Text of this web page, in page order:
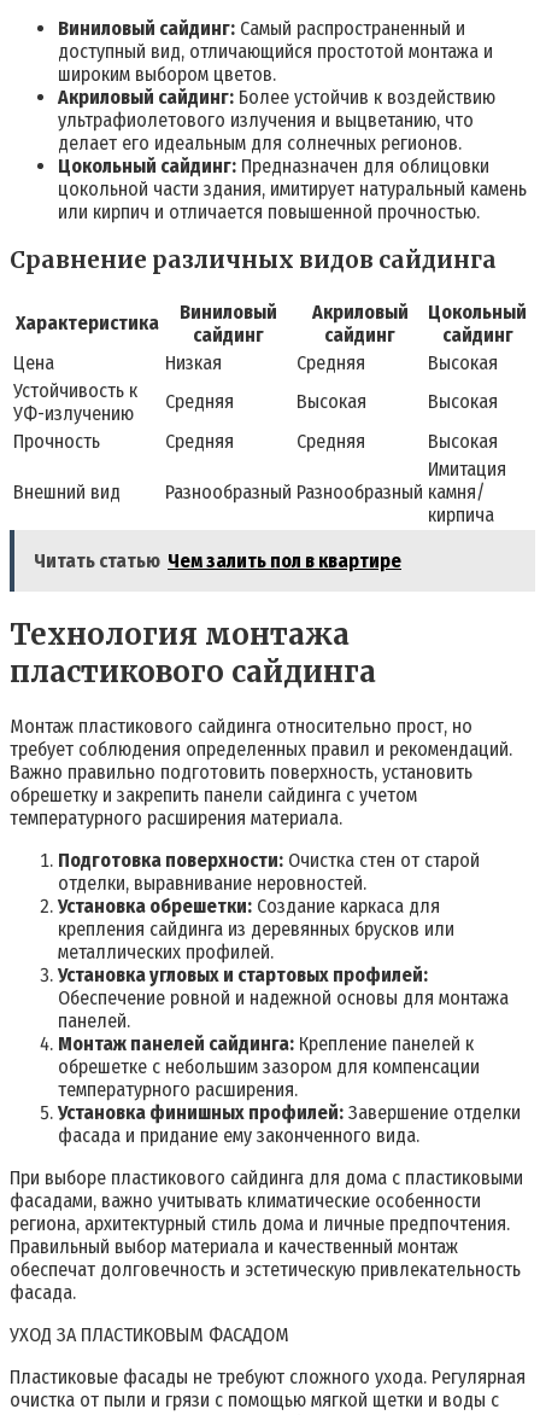
Виниловый сайдинг: Самый распространенный и
доступный вид, отличающийся простотой монтажа и
широким выбором цветов.
Акриловый сайдинг: Более устойчив к воздействию
ультрафиолетового излучения и выцветанию, что
делает его идеальным для солнечных регионов.
Цокольный сайдинг: Предназначен для облицовки
цокольной части здания, имитирует натуральный камень
или кирпич и отличается повышенной прочностью.
Сравнение различных видов сайдинга
Характеристика
Виниловый
сайдинг
Акриловый
сайдинг
Цокольный
сайдинг
Цена
Низкая Средняя
Высокая
Устойчивость к
УФ-излучению
Средняя Высокая
Высокая
Прочность
Средняя Средняя Высокая
Внешний вид Разнообразный Разнообразный
Имитация
камня/
кирпича
Читать статью Чем залить пол в квартире
Технология монтажа
пластикового сайдинга
Монтаж пластикового сайдинга относительно прост, но
требует соблюдения определенных правил и рекомендаций.
Важно правильно подготовить поверхность, установить
обрешетку и закрепить панели сайдинга с учетом
температурного расширения материала.
Подготовка поверхности: Очистка стен от старой
отделки, выравнивание неровностей.
Установка обрешетки: Создание каркаса для
крепления сайдинга из деревянных брусков или
металлических профилей.
Установка угловых и стартовых профилей:
Обеспечение ровной и надежной основы для монтажа
панелей.
Монтаж панелей сайдинга: Крепление панелей к
обрешетке с небольшим зазором для компенсации
температурного расширения.
Установка финишных профилей: Завершение отделки
фасада и придание ему законченного вида.
При выборе пластикового сайдинга для дома с пластиковыми
фасадами, важно учитывать климатические особенности
региона, архитектурный стиль дома и личные предпочтения.
Правильный выбор материала и качественный монтаж
обеспечат долговечность и эстетическую привлекательность
фасада.
УХОД ЗА ПЛАСТИКОВЫМ ФАСАДОМ
Пластиковые фасады не требуют сложного ухода. Регулярная
очистка от пыли и грязи с помощью мягкой щетки и воды с